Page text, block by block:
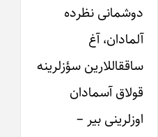
دوشمانی‌ نظرده‌
آلمادان، آغ‌
ساققاللارین‌ سؤزلرینه
قولاق آسمادان
‌اوزلرینی‌ بیر‌ –